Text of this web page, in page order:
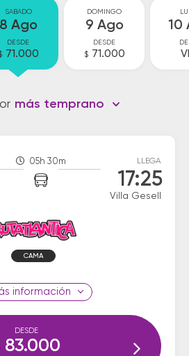
SABADO
8 Ago
DESDE
71.000
DOMINGO
9 Ago
DESDE
$ 71.000
10
más temprano
05h 30m LLEGA
17:25
Villa Gesell
CAMA
información
DESDE
83.000